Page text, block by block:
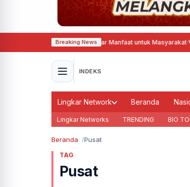
Breaking News
Hadirkan Aksi Sosial, Tebar Manfaat untuk Masyarakat·Viral
INDEKS
Lingkar Network Beranda
Lingkar Networks TRENDING BIO
Beranda Pusat
TAG
Pusat